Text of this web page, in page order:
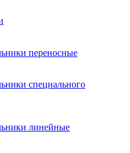
переносные
специального
линейные